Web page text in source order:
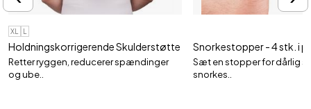
XL
Holdningskorrigerende Skulderstøtte
Retter ryggen, reducerer spændinger
og ube..
Snorkestopper - 4 stk. i
Sæt en stopper for dårlig
snorkes..